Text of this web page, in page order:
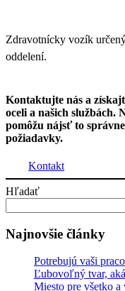
Zdravotnícky vozík
oddelení.
Kontaktujte nás a
oceli a našich službách.
pomôžu nájsť to
požiadavky.
Kontakt
Hľadať
Najnovšie články
Potrebujú vaši
Ľubovoľný tvar,
Miesto pre všetko a